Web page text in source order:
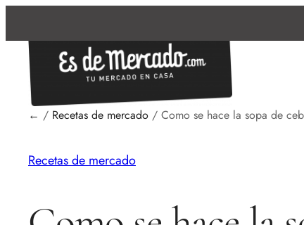
← / Recetas de mercado / Como se hace la sopa de
Recetas de mercado